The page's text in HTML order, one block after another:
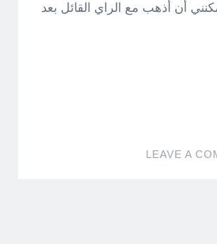
أن أذهب مع الراي القائل بعد
LEAVE A